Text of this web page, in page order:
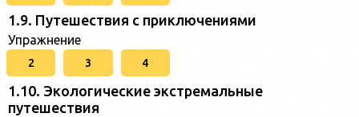
1.9. Путешествия с приключениями
Упражнение
2 3 4
1.10. Экологические экстремальные
путешествия